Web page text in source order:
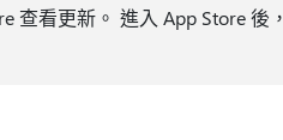
查看更新。 進入 App Store 後，